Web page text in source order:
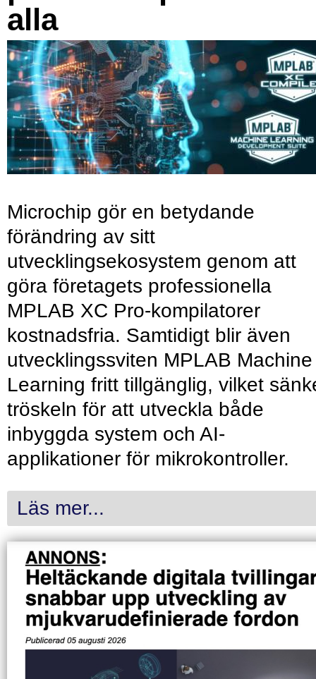
alla
Microchip gör en betydande
förändring av sitt
utvecklingsekosystem genom att
göra företagets professionella
MPLAB XC Pro-kompilatorer
kostnadsfria. Samtidigt blir även
utvecklingssviten MPLAB Machine
Learning fritt tillgänglig, vilket
tröskeln för att utveckla både
inbyggda system och AI-
applikationer för mikrokontroller.
Läs mer...